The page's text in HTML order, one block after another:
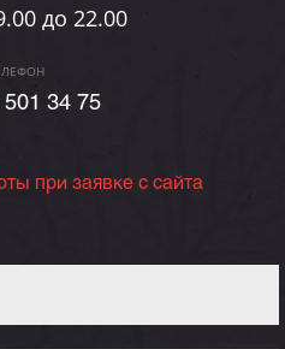
до 22.00
34 75
при заявке с сайта